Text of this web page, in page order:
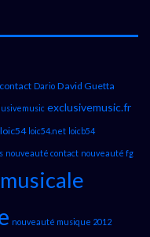
contact Dario David Guetta
exclusivemusic.fr
loic54 loic54.net loicb54
nouveauté contact nouveauté fg
nouveauté musique 2012